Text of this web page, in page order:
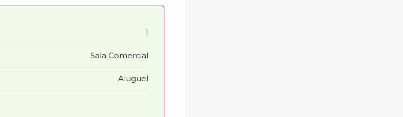
1
Sala Comercial
Aluguel